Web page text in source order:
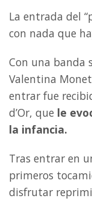
La entrada del
con nada que
Con una banda
Valentina
entrar fue
d’Or, que le
la infancia.
Tras entrar en
primeros
disfrutar